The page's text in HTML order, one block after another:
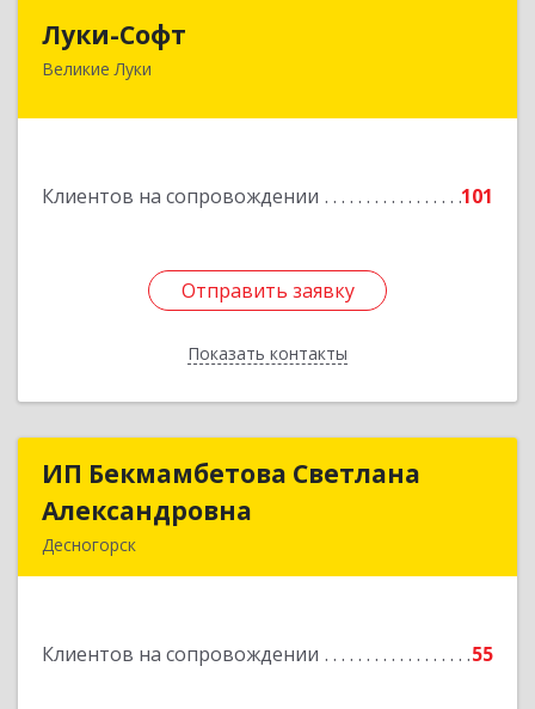
Луки-Софт
Великие Луки
Клиентов на сопровождении 101
Отправить заявку
Показать контакты
182113, Псковская обл, Великие Луки г,
Отправить заявку
Назад
ИП Бекмамбетова Светлана
Александровна
Десногорск
Клиентов на сопровождении 55
ИП Бекмамбетова Светлана
Подробнее